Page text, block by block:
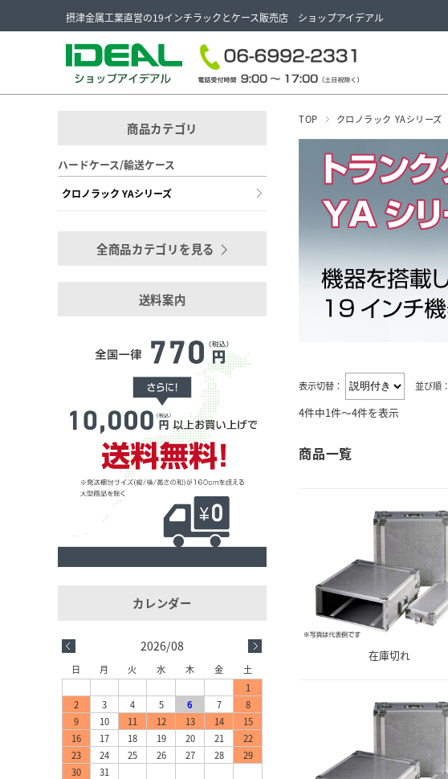
摂津金属工業直営の19インチラックとケース販売店 ショップアイデアル
TOP クロノラック YAシリーズ
表示切替： 並び順：
4件中1件～4件を表示
商品一覧
在庫切れ
商品カテゴリ
ハードケース/輸送ケース
クロノラック YAシリーズ
全商品カテゴリを見る
送料案内
2026/08
日 月 火 水 木 金
土
1
2
3 4 5 6 7
8
9
10 11 12 13 14
15
16
17 18 19 20 21
22
23
24 25 26 27 28
29
30
31